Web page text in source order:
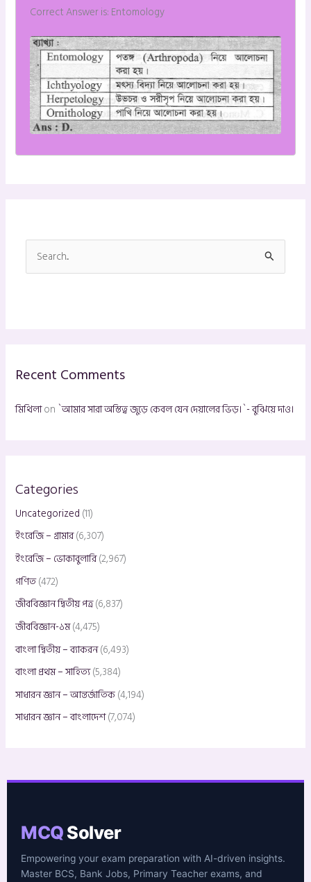
Correct Answer is: Entomology
e
f
Recent Comments
মিথিলাon `আমার সারা অস্তিত্ব জুড়ে কেবল যেন দেয়ালের ভিড়।`- বুঝিয়ে দাও।
Categories
Uncategorized (11)
ইংরেজি – গ্রামার(6,307)
ইংরেজি – ভোকাবুলারি(2,967)
গণিত(472)
জীববিজ্ঞান দ্বিতীয় পত্র(6,837)
জীববিজ্ঞান-১ম(4,475)
বাংলা দ্বিতীয় – ব্যাকরন(6,493)
বাংলা প্রথম – সাহিত্য(5,384)
সাধারন জ্ঞান – আন্তর্জাতিক(4,194)
সাধারন জ্ঞান – বাংলাদেশ(7,074)
MCQSolver
Empowering your exam preparation with AI-driven insights.
Master BCS, Bank Jobs, Primary Teacher exams, and